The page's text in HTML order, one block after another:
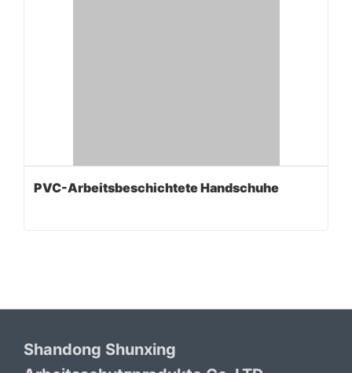
PVC-Arbeitsbeschichtete Handschuhe
Shandong Shunxing